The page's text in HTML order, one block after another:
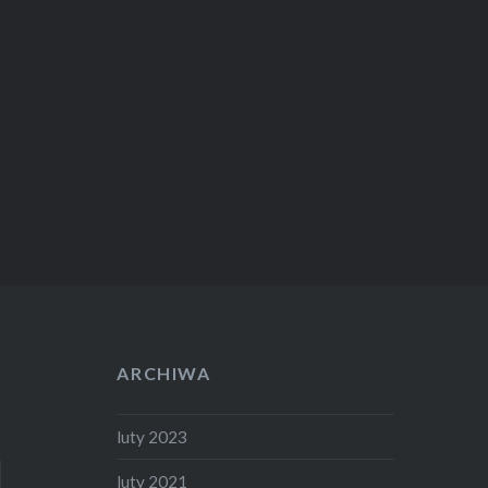
ARCHIWA
luty 2023
luty 2021